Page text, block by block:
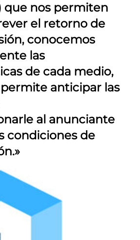
que nos permiten
el retorno de
conocemos
las
de cada medio,
anticipar las
al anunciante
condiciones de